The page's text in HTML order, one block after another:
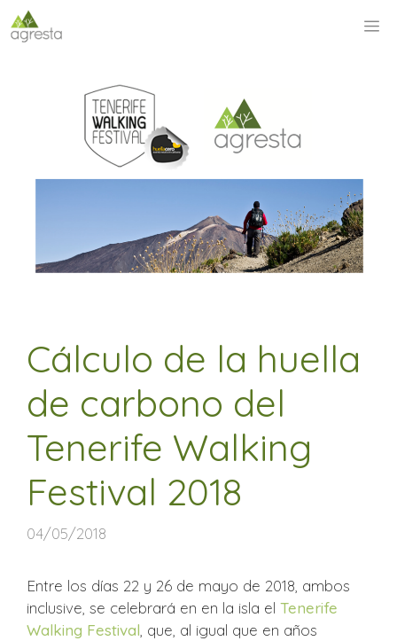
Saltar
al
Cálculo de la huella
de carbono del
Tenerife Walking
Festival 2018
04/05/2018
Entre los días 22 y 26 de mayo de 2018, ambos
inclusive, se celebrará en en la isla el Tenerife
Walking Festival , que, al igual que en años